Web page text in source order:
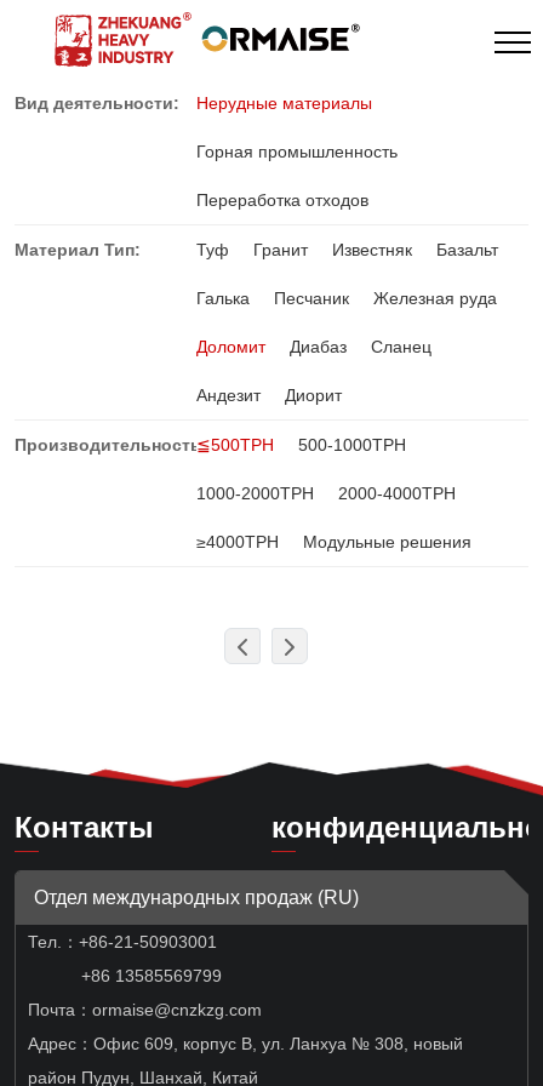
Вид деятельности: Нерудные материалы
Горная промышленность
Переработка отходов
Материал Тип: Туф Гранит Известняк Базальт
Галька Песчаник Железная руда
Доломит Диабаз Сланец
Андезит Диорит
Производительность:≦500TPH 500-1000TPH
1000-2000TPH 2000-4000TPH
≥4000TPH Модульные решения
Контакты
Отдел международных продаж (RU)
Тел.： +86-21-50903001
+86 13585569799
Почта：ormaise@cnzkzg.com
Адрес：Офис 609, корпус B, ул. Ланхуа № 308, новый
район Пудун, Шанхай, Китай